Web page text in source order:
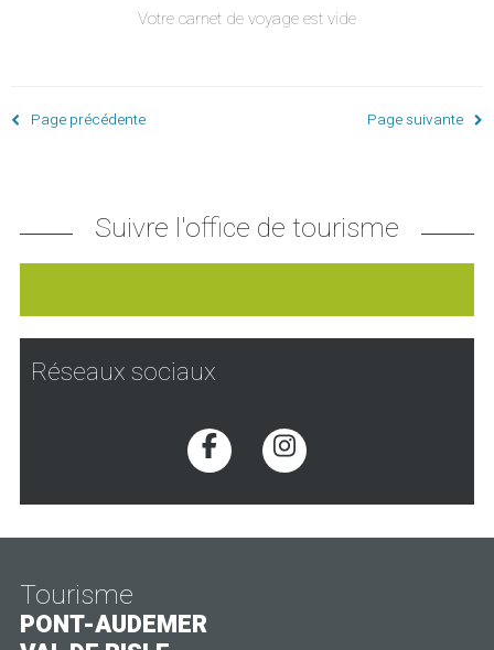
Votre carnet de voyage est vide
Page précédente Page suivante
Suivre l'office de tourisme
Réseaux sociaux
Voir la page Facebook
Voir la page
Tourisme
PONT-AUDEMER